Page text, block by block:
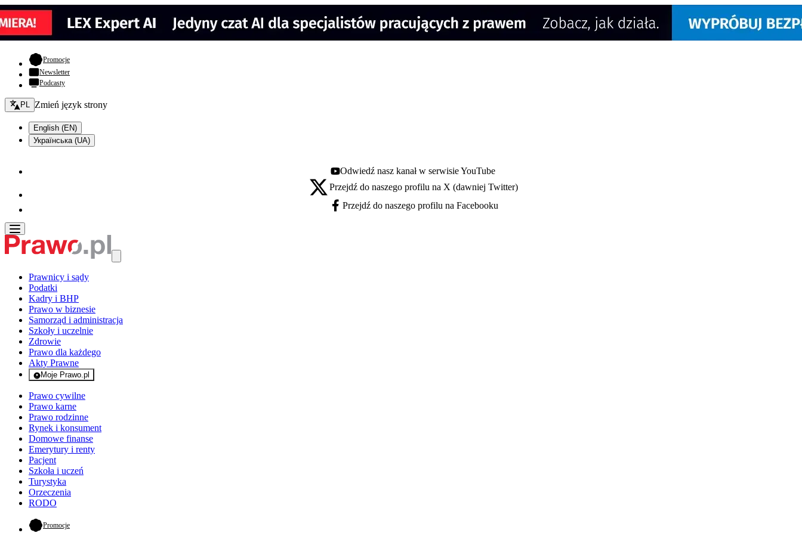
Promocje- otwiera się w nowej karcie
Newsletter
Podcasty
Zmień język - bieżący:
PL Zmień język strony
English (EN)
Українська (UA)
Youtube - otwiera się w nowej karcie
Odwiedź nasz kanał w serwisie YouTube
X - otwiera się w nowej karcie
Przejdź do naszego profilu na X (dawniej Twitter)
Facebook - otwiera się w nowej karcie
Przejdź do naszego profilu na Facebooku
Prawnicy i sądy
Podatki
Kadry i BHP
Prawo w biznesie
Samorząd i administracja
Szkoły i uczelnie
Zdrowie
Prawo dla każdego
Akty Prawne
Moje Prawo.pl
- rejestracja i logowanie do serwisu
Prawo cywilne
Prawo karne
Prawo rodzinne
Rynek i konsument
Domowe finanse
Emerytury i renty
Pacjent
Szkoła i uczeń
Turystyka
Orzeczenia
RODO
Promocje- otwiera się w nowej karcie